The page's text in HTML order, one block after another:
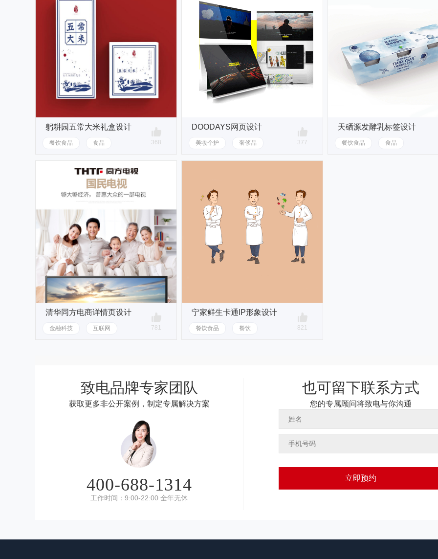
躬耕园五常大米礼盒设计
餐饮食品 食品 368
DOODAYS网页设计
美妆个护 奢侈品 377
天硒源发酵乳标签设计
餐饮食品 食品
清华同方电商详情页设计
金融科技 互联网 781
宁家鲜生卡通IP形象设计
餐饮食品 餐饮 821
致电品牌专家团队
获取更多非公开案例，制定专属解决方案
400-688-1314
工作时间：9:00-22:00 全年无休
也可留下联系方式
您的专属顾问将致电与你沟通
立即预约